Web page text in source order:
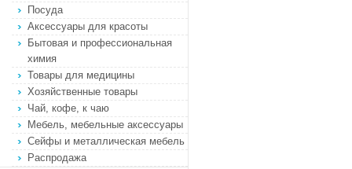
Посуда
Аксессуары для красоты
Бытовая и профессиональная
химия
Товары для медицины
Хозяйственные товары
Чай, кофе, к чаю
Мебель, мебельные аксессуары
Сейфы и металлическая мебель
Распродажа